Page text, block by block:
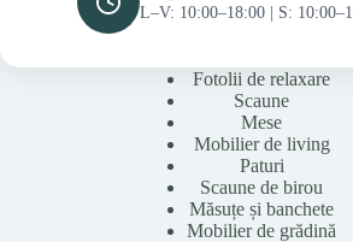
L–V: 10:00–18:00 | S:
Fotolii de relaxare
Scaune
Mese
Mobilier de living
Paturi
Scaune de birou
Măsuțe și banchete
Mobilier de grădină